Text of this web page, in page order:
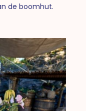
de boomhut.